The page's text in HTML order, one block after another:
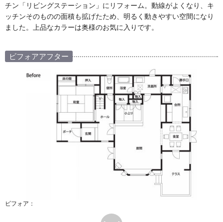
チン「リビングステーション」にリフォーム。動線がよくなり、キ
ッチンそのものの面積も拡げたため、明るく動きやすい空間になり
ました。上品なカラーは奥様のお気に入りです。
ビフォアアフター
ビフォア：